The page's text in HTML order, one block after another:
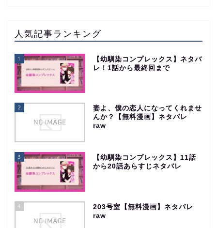
人気記事ランキング
1
【幼馴染コンプレックス】ネタバ
レ！1話から最終回まで
2
妻よ、僕の恋人になってくれませ
んか？【無料漫画】ネタバレ
raw
3
【幼馴染コンプレックス】11話
から20話あらすじネタバレ
4
203号室【無料漫画】ネタバレ
raw